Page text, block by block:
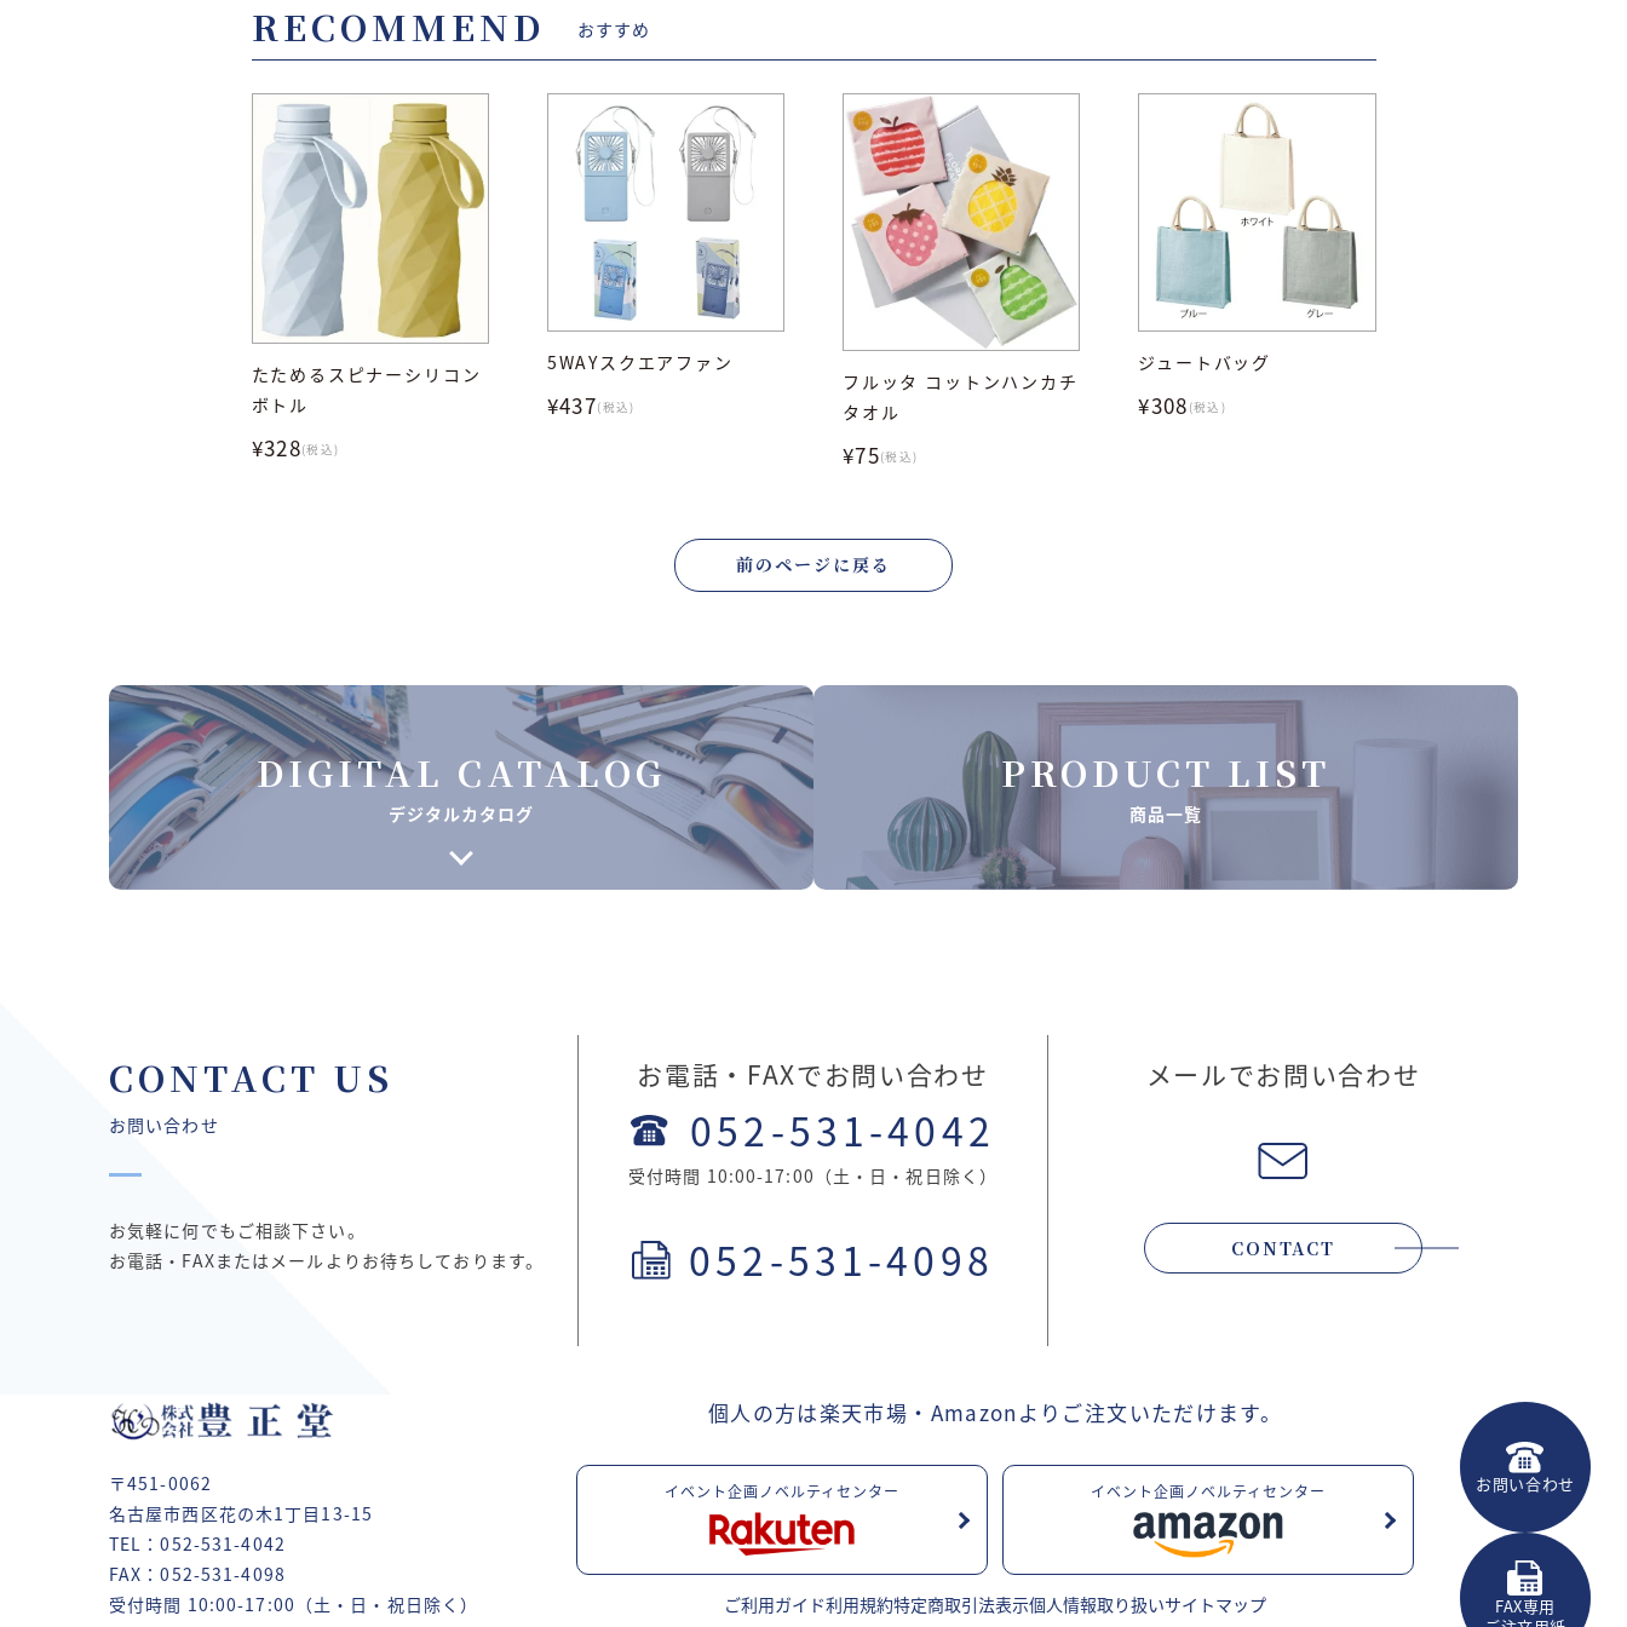
RECOMMEND おすすめ
たためるスピナーシリコン
ボトル
¥328(税込)
5WAYスクエアファン
¥437(税込)
フルッタ コットンハンカチ
タオル
¥75(税込)
ジュートバッグ
¥308 (税込)
前のページに戻る
お問い合わせ
FAX専用
DIGITAL CATALOG
デジタルカタログ
PRODUCT LIST
商品一覧
CONTACT US
お問い合わせ
お気軽に何でもご相談下さい。
お電話・FAXまたはメールよりお待ちしております。
お電話・FAXでお問い合わせ
052-531-4042
受付時間 10:00-17:00（土・日・祝日除く）
052-531-4098
メールでお問い合わせ
CONTACT
〒451-0062
名古屋市西区花の木1丁目13-15
TEL：052-531-4042
FAX：052-531-4098
受付時間 10:00-17:00（土・日・祝日除く）
個人の方は楽天市場・Amazonより ご注文いただけます。
イベント企画ノベルティセンター イベント企画ノベルティセンター
ご利用ガイド利用規約特定商取引法表示個人情報取り扱いサイトマップ